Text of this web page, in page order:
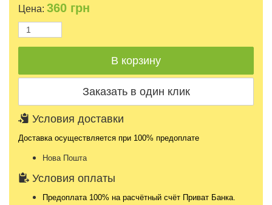
Цена: 360 грн
Условия доставки
Доставка осуществляется при 100% предоплате
Нова Пошта
Условия оплаты
Предоплата 100% на расчётный счёт Приват Банка.